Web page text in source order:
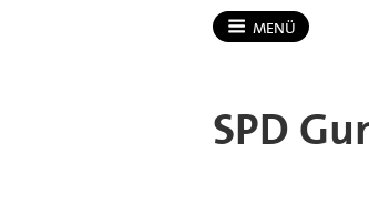
MENÜ
SPD